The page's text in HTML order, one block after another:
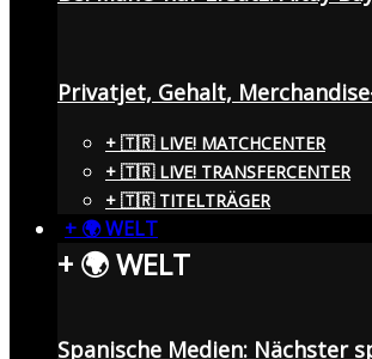
Privatjet, Gehalt,
+ 🇹🇷 LIVE! MATCHCENTER
+ 🇹🇷 LIVE! TRANSFERCENTER
+ 🇹🇷 TITELTRÄGER
+ 🌍 WELT
+ 🌍 WELT
Spanische Medien: Nächster